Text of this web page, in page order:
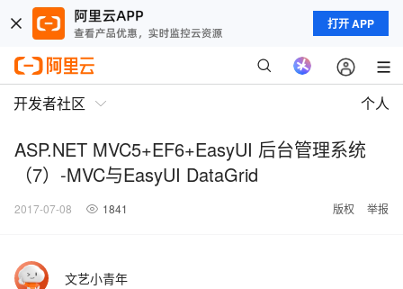
打开 APP
开发者社区 个人
ASP.NET MVC5+EF6+EasyUI 后台管理系统
（7）-MVC与EasyUI DataGrid
2017-07-08 1841 版权 举报
文艺小青年